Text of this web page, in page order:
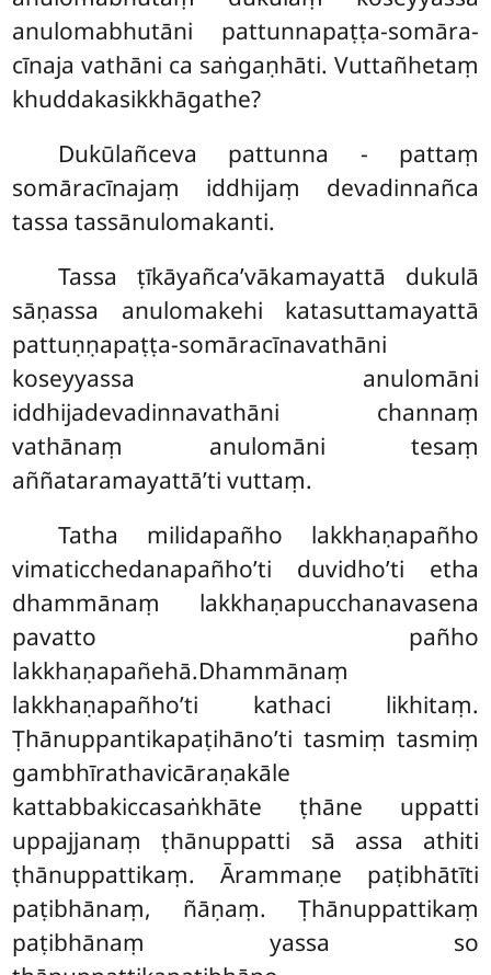
anulomabhutāni pattunnapaṭṭa-somāra-
cīnaja vathāni ca saṅgaṇhāti. Vuttañhetaṃ
khuddakasikkhāgathe?
Dukūlañceva pattunna - pattaṃ
somāracīnajaṃ iddhijaṃ devadinnañca
tassa tassānulomakanti.
Tassa ṭīkāyañca’vākamayattā dukulā
sāṇassa anulomakehi katasuttamayattā
pattuṇṇapaṭṭa-somāracīnavathāni
koseyyassa anulomāni
iddhijadevadinnavathāni channaṃ
vathānaṃ anulomāni tesaṃ
aññataramayattā’ti vuttaṃ.
Tatha milidapañho lakkhaṇapañho
vimaticchedanapañho’ti duvidho’ti etha
dhammānaṃ lakkhaṇapucchanavasena
pavatto pañho
lakkhaṇapañehā.Dhammānaṃ
lakkhaṇapañho’ti kathaci likhitaṃ.
Ṭhānuppantikapaṭihāno’ti tasmiṃ tasmiṃ
gambhīrathavicāraṇakāle
kattabbakiccasaṅkhāte ṭhāne uppatti
uppajjanaṃ ṭhānuppatti sā assa athiti
ṭhānuppattikaṃ. Ārammaṇe paṭibhātīti
paṭibhānaṃ, ñāṇaṃ. Ṭhānuppattikaṃ
paṭibhānaṃ yassa so